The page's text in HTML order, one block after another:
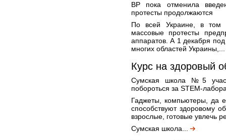
ВР пока отменила
протесты продолжаются
По всей Украине, в том
массовые протесты
аппаратов. А 1 декабря
многих областей
Курс на здоровый
Сумская школа №5
побороться за STEM-
Гаджеты, компьютеры, да
способствуют здоровому
взрослые, готовые увлечь
Сумская школа...